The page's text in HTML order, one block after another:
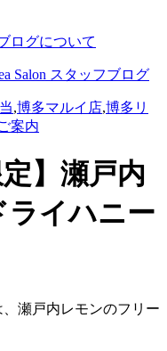
ログについて
,博多マルイ店,博多リ
案内
】瀬戸内
ライハニー
瀬戸内レモンのフリー